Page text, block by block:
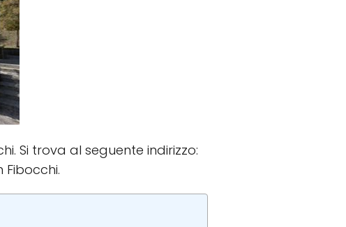
Si trova al seguente indirizzo:
Fibocchi.